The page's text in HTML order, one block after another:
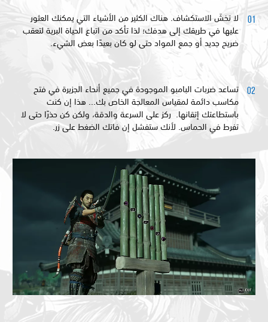
لا تخشَ الاستكشاف. هناك الكثير من الأشياء التي يمكنك العثور
عليها في طريقك إلى هدفك؛ لذا تأكد من اتباع الحياة البرية لتعقب
ضريح جديد أو جمع المواد حتى لو كان بعيدًا بعض الشيء.
تساعد ضربات البامبو الموجودة في جميع أنحاء الجزيرة في فتح
مكاسب دائمة لمقياس المعالجة الخاص بك... هذا إن كنت
باستطاعتك إتقانها. ركز على السرعة والدقة، ولكن كن حذرًا حتى لا
تفرط في الحماس. لأنك ستفشل إن فاتك الضغط على زر.